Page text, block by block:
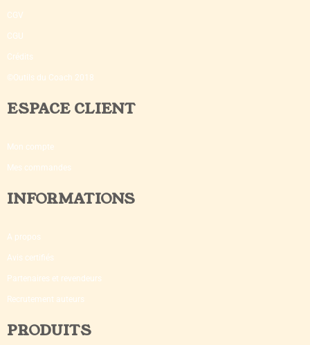
CGV
CGU
Crédits
©Outils du Coach 2018
ESPACE CLIENT
Mon compte
Mes commandes
INFORMATIONS
A propos
Avis certifiés
Partenaires et revendeurs
Recrutement auteurs
PRODUITS